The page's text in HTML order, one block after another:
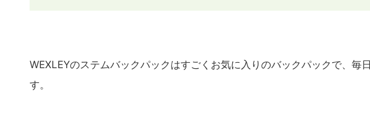
WEXLEYのステムバックパックはすごくお気に入りのバックパックで、毎
す。